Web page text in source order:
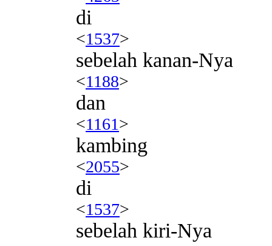
di
<1537>
sebelah kanan-Nya
<1188>
dan
<1161>
kambing
<2055>
di
<1537>
sebelah kiri-Nya